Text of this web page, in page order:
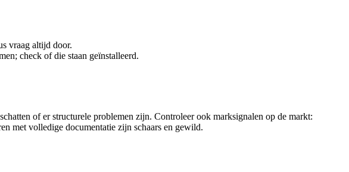
vraag altijd door.
check of die staan geïnstalleerd.
of er structurele problemen zijn. Controleer ook marksignalen op de markt:
met volledige documentatie zijn schaars en gewild.